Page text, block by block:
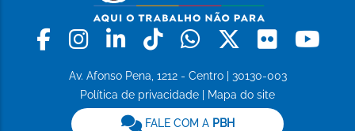
Facebook
Instagram
LinkedinTiktokWhatsapp
X Flickr
Av. Afonso Pena, 1212 - Centro | 30130-003
Política de privacidade
Mapa do site
FALE COM A PBH